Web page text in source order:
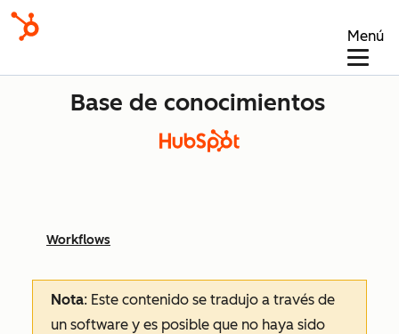
Menú
Base de conocimientos
Workflows
Nota: Este contenido se tradujo a través de
un software y es posible que no haya sido